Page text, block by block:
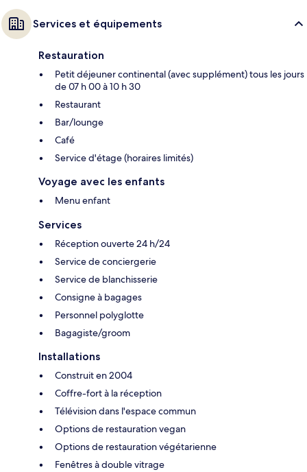
Services et équipements
Restauration
Petit déjeuner continental (avec supplément) tous les jours
de 07 h 00 à 10 h 30
Restaurant
Bar/lounge
Café
Service d'étage (horaires limités)
Voyage avec les enfants
Menu enfant
Services
Réception ouverte 24 h/24
Service de conciergerie
Service de blanchisserie
Consigne à bagages
Personnel polyglotte
Bagagiste/groom
Installations
Construit en 2004
Coffre-fort à la réception
Télévision dans l'espace commun
Options de restauration vegan
Options de restauration végétarienne
Fenêtres à double vitrage